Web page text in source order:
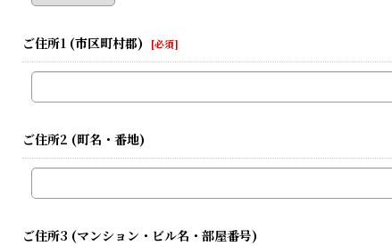
ご住所1 (市区町村郡) [必須]
ご住所2 (町名・番地)
ご住所3 (マンション・ビル名・部屋番号)